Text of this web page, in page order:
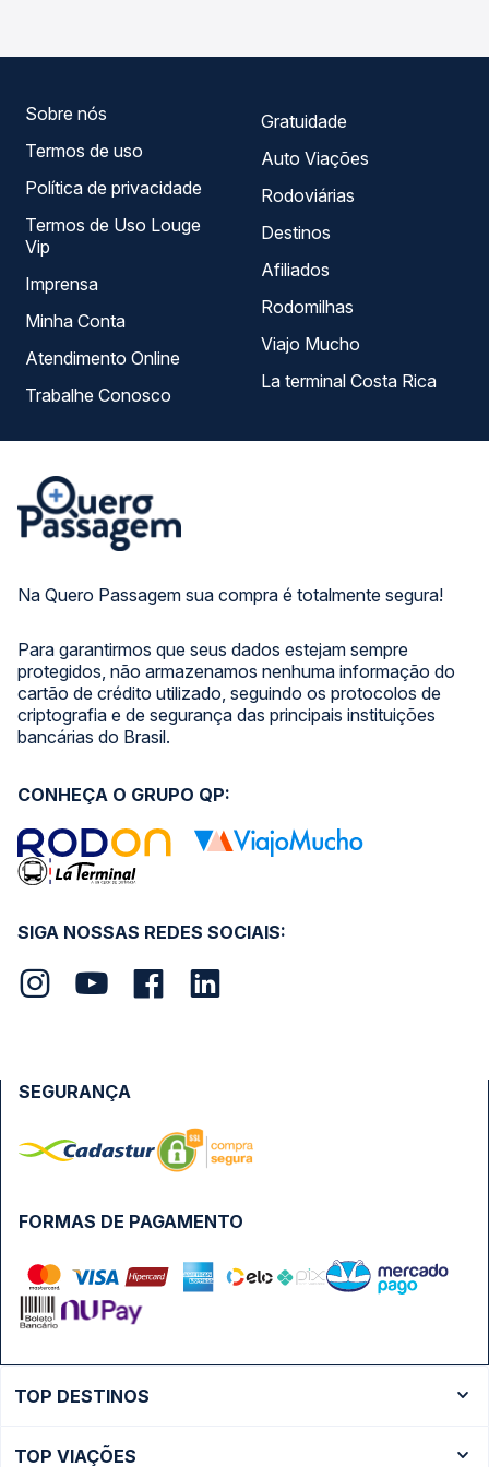
Na Quero Passagem sua compra é totalmente segura!
Para garantirmos que seus dados estejam sempre
protegidos, não armazenamos nenhuma informação do
cartão de crédito utilizado, seguindo os protocolos de
criptografia e de segurança das principais instituições
bancárias do Brasil.
Sobre nós
Termos de uso
Política de privacidade
Termos de Uso Louge
Vip
Imprensa
Minha Conta
Atendimento Online
Trabalhe Conosco
Gratuidade
Auto Viações
Rodoviárias
Destinos
Afiliados
Rodomilhas
Viajo Mucho
La terminal Costa Rica
SIGA NOSSAS REDES SOCIAIS:
CONHEÇA O GRUPO QP:
FORMAS DE PAGAMENTO
SEGURANÇA
TOP DESTINOS
TOP VIAÇÕES